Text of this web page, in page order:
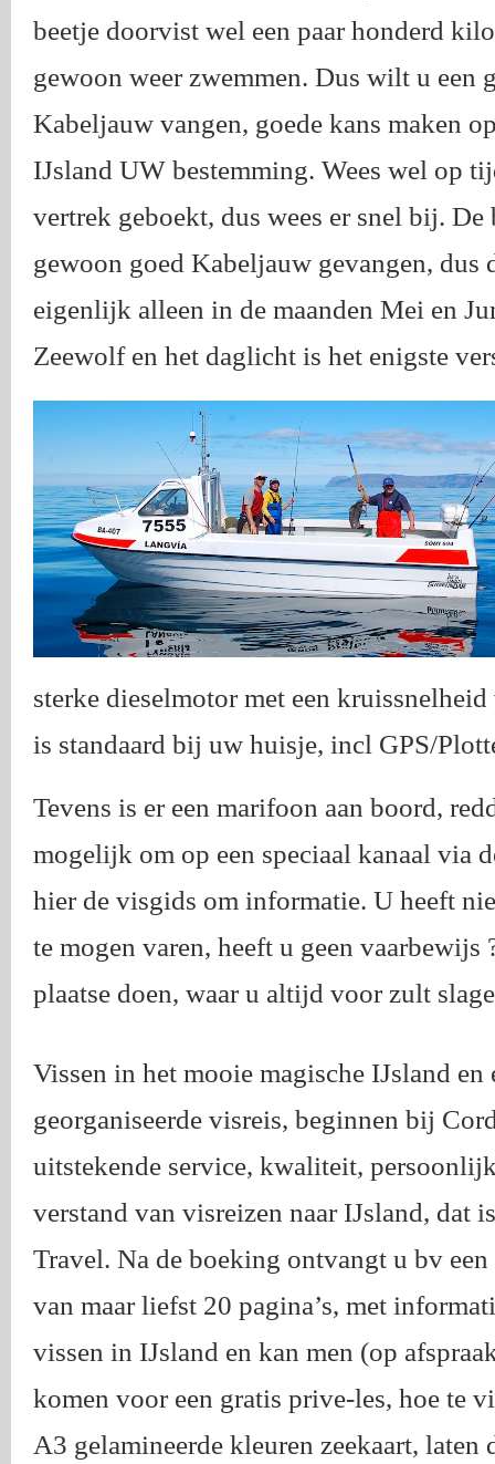
beetje doorvist wel een paar honderd
gewoon weer zwemmen. Dus wilt u een
Kabeljauw vangen, goede kans maken
IJsland UW bestemming. Wees wel op
vertrek geboekt, dus wees er snel bij.
gewoon goed Kabeljauw gevangen,
eigenlijk alleen in de maanden Mei en
Zeewolf en het daglicht is het enigste
sterke dieselmotor met een
is standaard bij uw huisje, incl GPS/
Tevens is er een marifoon aan boord,
mogelijk om op een speciaal kanaal via
hier de visgids om informatie. U heeft
te mogen varen, heeft u geen vaarbewijs
plaatse doen, waar u altijd voor zult
Vissen in het mooie magische IJsland en
georganiseerde visreis, beginnen bij
uitstekende service, kwaliteit,
verstand van visreizen naar IJsland, dat
Travel. Na de boeking ontvangt u bv
van maar liefst 20 pagina’s, met
vissen in IJsland en kan men (op
komen voor een gratis prive-les, hoe te
A3 gelamineerde kleuren zeekaart,